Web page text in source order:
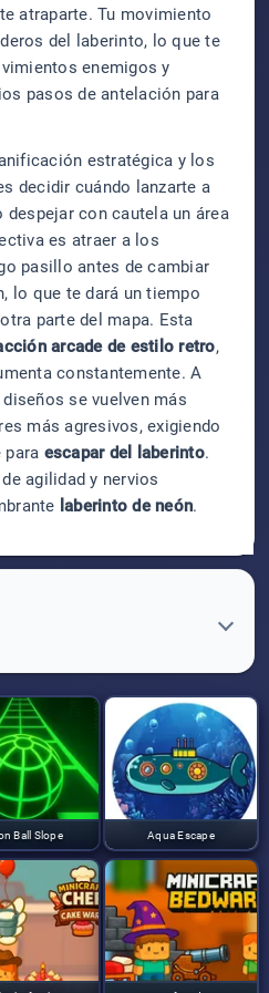
atraparte. Tu movimiento
del laberinto, lo que te
enemigos y
pasos de antelación para
estratégica y los
decidir cuándo lanzarte a
despejar con cautela un área
es atraer a los
pasillo antes de cambiar
lo que te dará un tiempo
parte del mapa. Esta
arcade de estilo retro,
constantemente. A
se vuelven más
más agresivos, exigiendo
para escapar del laberinto.
agilidad y nervios
laberinto de neón.
Ball Slope Aqua Escape